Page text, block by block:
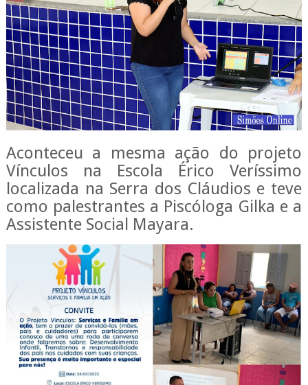
Aconteceu a mesma ação do projeto
Vínculos na Escola Érico Veríssimo
localizada na Serra dos Cláudios e teve
como palestrantes a Piscóloga Gilka e a
Assistente Social Mayara.